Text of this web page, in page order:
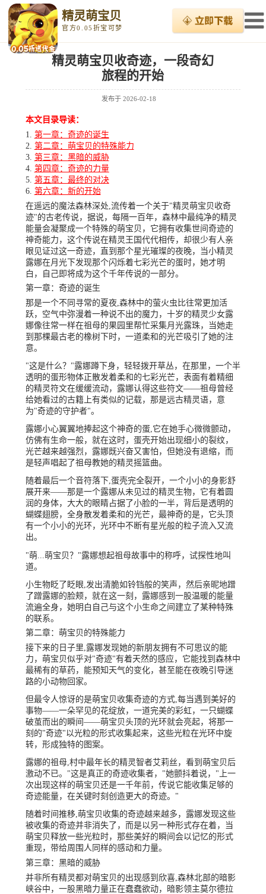
精灵萌宝贝
官方0.05折宝可梦
精灵萌宝贝收奇迹，一段奇幻
旅程的开始
发布于2026-02-18
本文目录导读：
第一章：奇迹的诞生
第二章：萌宝贝的特殊能力
第三章：黑暗的威胁
第四章：奇迹的力量
第五章：最终的对决
第六章：新的开始
在遥远的魔法森林深处,流传着一个关于"精灵萌宝贝收奇
迹"的古老传说，据说，每隔一百年，森林中最纯净的精灵
能量会凝聚成一个特殊的萌宝贝，它拥有收集世间奇迹的
神奇能力，这个传说在精灵王国代代相传，却很少有人亲
眼见证过这一奇迹，直到那个星光璀璨的夜晚，当小精灵
露娜在月光下发现那个闪烁着七彩光芒的蛋时，她才明
白，自己即将成为这个千年传说的一部分。
第一章：奇迹的诞生
那是一个不同寻常的夏夜,森林中的萤火虫比往常更加活
跃，空气中弥漫着一种说不出的魔力，十岁的精灵少女露
娜像往常一样在祖母的果园里帮忙采集月光露珠，当她走
到那棵最古老的橡树下时，一道柔和的光芒吸引了她的注
意。
"这是什么？"露娜蹲下身，轻轻拨开草丛，在那里，一个半
透明的蛋形物体正散发着柔和的七彩光芒，表面有着精细
的精灵符文在缓缓流动，露娜认得这些符文——祖母曾经
给她看过的古籍上有类似的记载，那是远古精灵语，意
为"奇迹的守护者"。
露娜小心翼翼地捧起这个神奇的蛋,它在她手心微微颤动，
仿佛有生命一般，就在这时，蛋壳开始出现细小的裂纹，
光芒越来越强烈，露娜既兴奋又害怕，但她没有退缩，而
是轻声唱起了祖母教她的精灵摇篮曲。
随着最后一个音符落下,蛋壳完全裂开，一个小小的身影舒
展开来——那是一个露娜从未见过的精灵生物，它有着圆
润的身体，大大的眼睛占据了小脸的一半，背后是透明的
蝴蝶翅膀，全身散发着柔和的光芒，最神奇的是，它头顶
有一个小小的光环，光环中不断有星光般的粒子流入又流
出。
"萌...萌宝贝？"露娜想起祖母故事中的称呼，试探性地叫
道。
小生物眨了眨眼,发出清脆如铃铛般的笑声，然后亲昵地蹭
了蹭露娜的脸颊，就在这一刻，露娜感到一股温暖的能量
流遍全身，她明白自己与这个小生命之间建立了某种特殊
的联系。
第二章：萌宝贝的特殊能力
接下来的日子里,露娜发现她的新朋友拥有不可思议的能
力，萌宝贝似乎对"奇迹"有着天然的感应，它能找到森林中
最稀有的草药，能预知天气的变化，甚至能在夜晚引导迷
路的小动物回家。
但最令人惊讶的是萌宝贝收集奇迹的方式,每当遇到美好的
事物——一朵罕见的花绽放，一道完美的彩虹，一只蝴蝶
破茧而出的瞬间——萌宝贝头顶的光环就会亮起，将那一
刻的"奇迹"以光粒的形式收集起来，这些光粒在光环中旋
转，形成独特的图案。
露娜的祖母,村中最年长的精灵智者艾莉丝，看到萌宝贝后
激动不已。"这是真正的奇迹收集者，"她颤抖着说，"上一
次出现这样的萌宝贝还是一千年前，传说它能收集足够的
奇迹能量，在关键时刻创造更大的奇迹。"
随着时间推移,萌宝贝收集的奇迹越来越多，露娜发现这些
被收集的奇迹并非消失了，而是以另一种形式存在着，当
萌宝贝释放一些光粒时，那些美好的瞬间会以记忆的形式
重现，带给周围人同样的感动和力量。
第三章：黑暗的威胁
并非所有精灵都对萌宝贝的出现感到欣喜,森林北部的暗影
峡谷中，一股黑暗力量正在蠢蠢欲动，暗影领主莫尔德拉